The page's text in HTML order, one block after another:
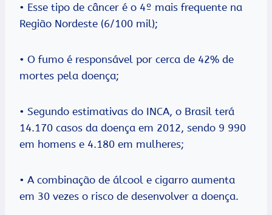
• Esse tipo de câncer é o 4º mais frequente na
Região Nordeste (6/100 mil);
• O fumo é responsável por cerca de 42% de
mortes pela doença;
• Segundo estimativas do INCA, o Brasil terá
14.170 casos da doença em 2012, sendo 9 990
em homens e 4.180 em mulheres;
• A combinação de álcool e cigarro aumenta
em 30 vezes o risco de desenvolver a doença.